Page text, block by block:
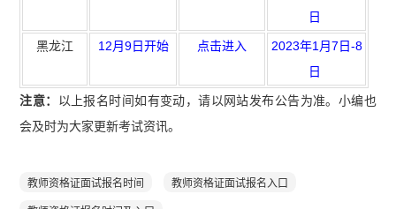
日
黑龙江 12月9日开始 点击进入
2023年1月7日-8
日
注意： 以上报名时间如有变动，请以网站发布公告为准。小编也
会及时为大家更新考试资讯。
教师资格证面试报名时间 教师资格证面试报名入口